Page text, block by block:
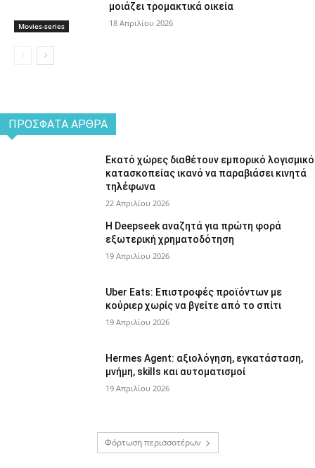
Movies-series
μοιάζει τρομακτικά οικεία
18 Απριλίου 2026
ΠΡΌΣΦΑΤΑ ΆΡΘΡΑ
Εκατό χώρες διαθέτουν εμπορικό λογισμικό
κατασκοπείας ικανό να παραβιάσει κινητά
τηλέφωνα
22 Απριλίου 2026
Η Deepseek αναζητά για πρώτη φορά
εξωτερική χρηματοδότηση
19 Απριλίου 2026
Uber Eats: Επιστροφές προϊόντων με
κούριερ χωρίς να βγείτε από το σπίτι
19 Απριλίου 2026
Hermes Agent: αξιολόγηση, εγκατάσταση,
μνήμη, skills και αυτοματισμοί
19 Απριλίου 2026
Φόρτωση περισσοτέρων